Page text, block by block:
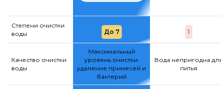
Степени очистки
воды
До 7 1
Качество очистки
воды
Максимальный
уровень очистки:
удаление примесей и
бактерий
Вода непригодна
питья